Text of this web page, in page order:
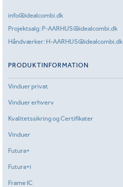
info@idealcombi.dk
Projektsalg: P-AARHUS@idealcombi.dk
Håndværker: H-AARHUS@idealcombi.dk
PRODUKTINFORMATION
Vinduer privat
Vinduer erhverv
Kvalitetssikring og Certifikater
Vinduer
Futura+
Futura+i
Frame IC